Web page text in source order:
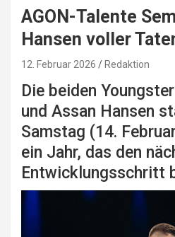
AGON-Talente
Hansen voller
12. Februar 2026 Redaktion
Die beiden
und Assan Hansen
Samstag (14.
ein Jahr, das den
Entwicklungsschritt